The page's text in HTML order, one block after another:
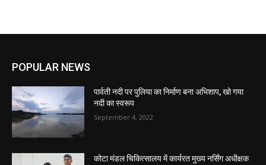
POPULAR NEWS
पार्वती नदी पर पुलिया का निर्माण बना अभिशाप, खो गया
नदी का स्वरूप
September 4, 2022
कोटा मंडल चिकित्सालय में कार्यरत मुख्य नर्सिंग अधीक्षक